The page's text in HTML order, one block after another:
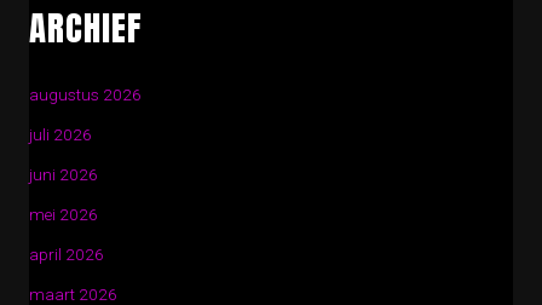
ARCHIEF
augustus 2026
juli 2026
juni 2026
mei 2026
april 2026
maart 2026